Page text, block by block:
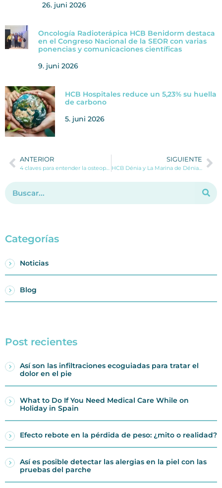
26. juni 2026
Oncología Radioterápica HCB Benidorm destaca
en el Congreso Nacional de la SEOR con varias
ponencias y comunicaciones científicas
9. juni 2026
HCB Hospitales reduce un 5,23% su huella
de carbono
5. juni 2026
ANTERIOR SIGUIENTE
HCB Dénia y La Marina de Dénia firman un acuerdo de colaboración
Categorías
Noticias
Blog
Post recientes
Así son las infiltraciones ecoguiadas para tratar el
dolor en el pie
What to Do If You Need Medical Care While on
Holiday in Spain
Efecto rebote en la pérdida de peso: ¿mito o realidad?
Así es posible detectar las alergias en la piel con las
pruebas del parche